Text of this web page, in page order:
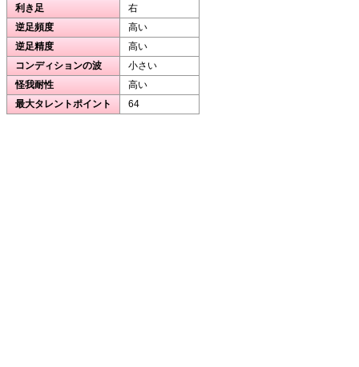
利き足
右
逆足頻度
高い
逆足精度
高い
コンディションの波
小さい
怪我耐性
高い
最大タレントポイント
64